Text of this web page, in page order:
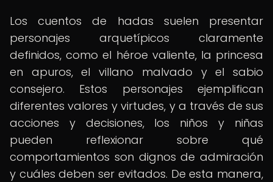
Los cuentos de hadas suelen presentar
personajes arquetípicos claramente
definidos, como el héroe valiente, la princesa
en apuros, el villano malvado y el sabio
consejero. Estos personajes ejemplifican
diferentes valores y virtudes, y a través de sus
acciones y decisiones, los niños y niñas
pueden reflexionar sobre qué
comportamientos son dignos de admiración
y cuáles deben ser evitados. De esta manera,